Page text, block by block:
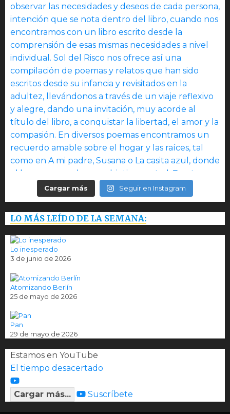
Cargar más Seguir en Instagram
LO MÁS LEÍDO DE LA SEMANA:
Lo inesperado
3 de junio de 2026
Atomizando Berlín
25 de mayo de 2026
Pan
29 de mayo de 2026
Estamos en YouTube
El tiempo desacertado
Cargar más... Suscríbete